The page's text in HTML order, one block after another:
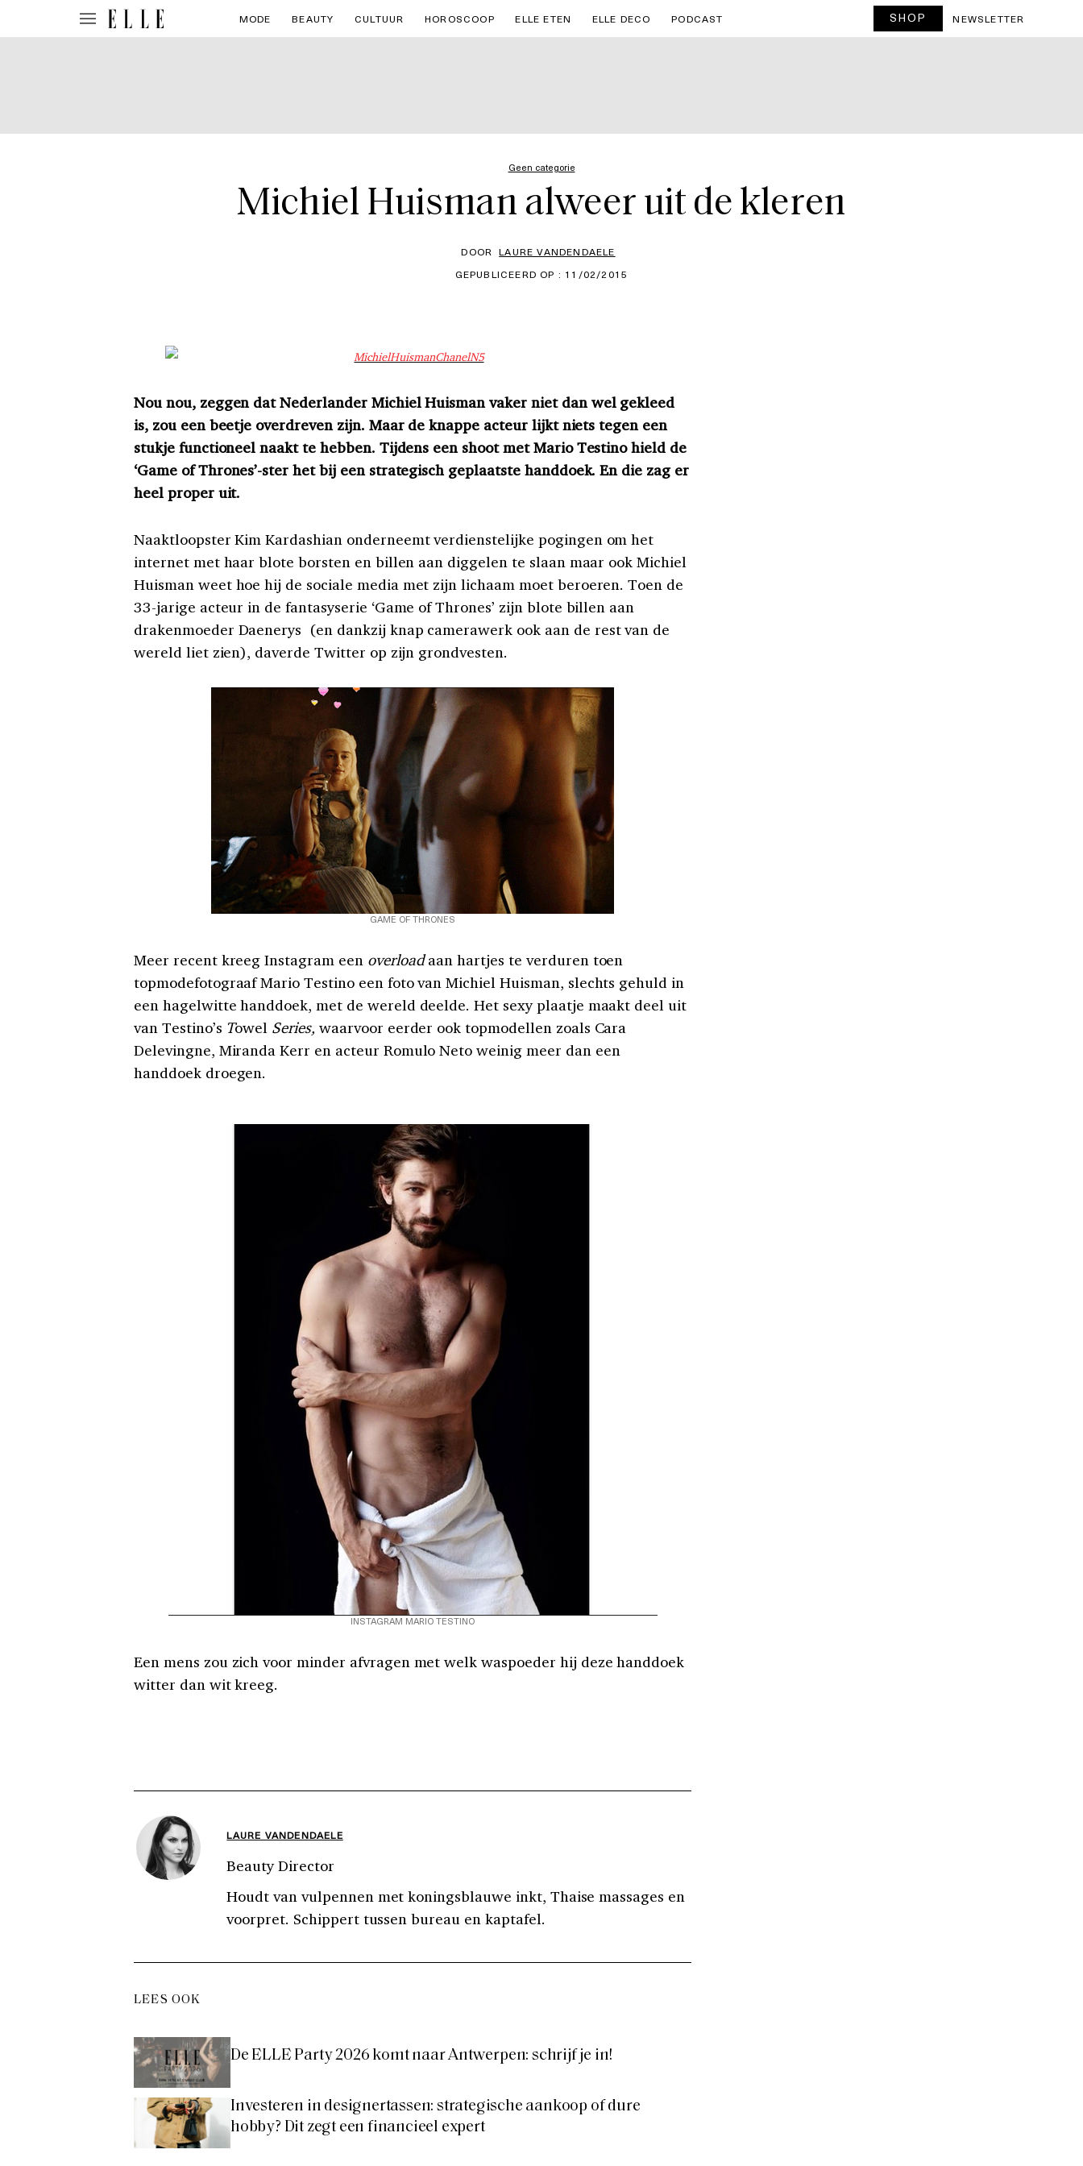
MODE BEAUTY CULTUUR HOROSCOOP ELLE ETEN ELLE DECO PODCAST SHOP NEWSLETTER
Geen categorie
Michiel Huisman alweer uit de kleren
DOOR LAURE VANDENDAELE
GEPUBLICEERD OP : 11/02/2015
Nou nou, zeggen dat Nederlander Michiel Huisman vaker niet dan wel gekleed
is, zou een beetje overdreven zijn. Maar de knappe acteur lijkt niets tegen een
stukje functioneel naakt te hebben. Tijdens een shoot met Mario Testino hield de
‘Game of Thrones’-ster het bij een strategisch geplaatste handdoek. En die zag er
heel proper uit.
Naaktloopster Kim Kardashian onderneemt verdienstelijke pogingen om het
internet met haar blote borsten en billen aan diggelen te slaan maar ook Michiel
Huisman weet hoe hij de sociale media met zijn lichaam moet beroeren. Toen de
33-jarige acteur in de fantasyserie ‘Game of Thrones’ zijn blote billen aan
drakenmoeder Daenerys (en dankzij knap camerawerk ook aan de rest van de
wereld liet zien), daverde Twitter op zijn grondvesten.
GAME OF THRONES
Meer recent kreeg Instagram een overloadaan hartjes te verduren toen
topmodefotograaf Mario Testino een foto van Michiel Huisman, slechts gehuld in
een hagelwitte handdoek, met de wereld deelde. Het sexy plaatje maakt deel uit
van Testino’s Towel Series, waarvoor eerder ook topmodellen zoals Cara
Delevingne, Miranda Kerr en acteur Romulo Neto weinig meer dan een
handdoek droegen.
INSTAGRAM MARIO TESTINO
Een mens zou zich voor minder afvragen met welk waspoeder hij deze handdoek
witter dan wit kreeg.
LAURE VANDENDAELE
Beauty Director
Houdt van vulpennen met koningsblauwe inkt, Thaise massages en
voorpret. Schippert tussen bureau en kaptafel.
LEES OOK
De ELLE Party 2026 komt naar Antwerpen: schrijf je in!
Investeren in designertassen: strategische aankoop of dure
hobby? Dit zegt een financieel expert